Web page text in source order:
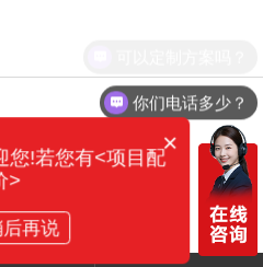
你们电话多少？
×
您!若您有<项目配
>
后再说